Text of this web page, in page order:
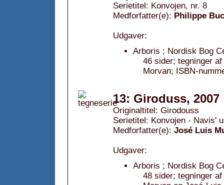
Serietitel: Konvojen, nr. 8
Medforfatter(e): Philippe
Udgaver:
Arboris ; Nordisk Bog
46 sider; tegninger
Morvan; ISBN-
13: Giroduss, 2007
Originaltitel: Girodouss
Serietitel: Konvojen - Navis'
Medforfatter(e): José Luis
Udgaver:
Arboris ; Nordisk Bog
48 sider; tegninger